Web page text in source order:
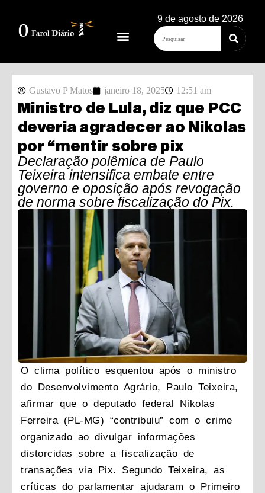
9 de agosto de 2026
Gustavo P Matos janeiro 18, 2025 12:51 am
Ministro de Lula, diz que PCC
deveria agradecer ao Nikolas
por “mentir sobre pix
Declaração polêmica de Paulo
Teixeira intensifica embate entre
governo e oposição após revogação
de norma sobre fiscalização do Pix.
O clima político esquentou após o ministro
do Desenvolvimento Agrário, Paulo Teixeira,
afirmar que o deputado federal Nikolas
Ferreira (PL-MG) “contribuiu” com o crime
organizado ao divulgar informações
distorcidas sobre a fiscalização de
transações via Pix. Segundo Teixeira, as
críticas do parlamentar ajudaram o Primeiro